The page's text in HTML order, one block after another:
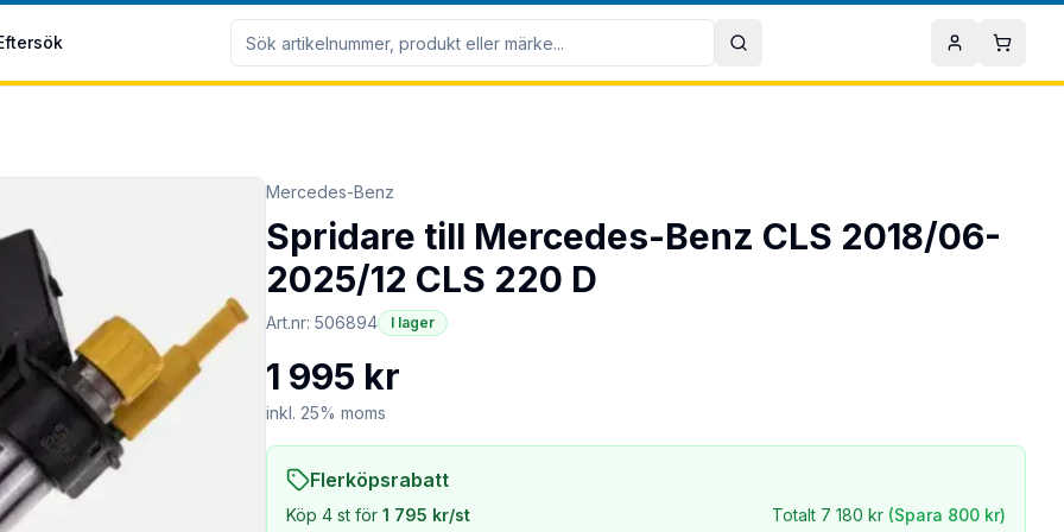
Sök Mitt konto
Mercedes-Benz
Spridare till Mercedes-Benz CLS 2018/06-
2025/12 CLS 220 D
Art.nr: 506894 I lager
1 995 kr
inkl. 25% moms
Flerköpsrabatt
Köp 4 st för 1 795 kr/st Totalt 7 180 kr (Spara 800 kr)